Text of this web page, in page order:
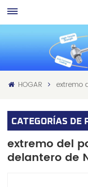
HOGAR extremo
CATEGORÍAS DE
extremo del
delantero de